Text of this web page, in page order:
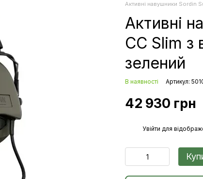
Активні навушники Sordin
Активні
CC Slim з
зелений
В наявності Артикул:
42 930 грн
Увійти для